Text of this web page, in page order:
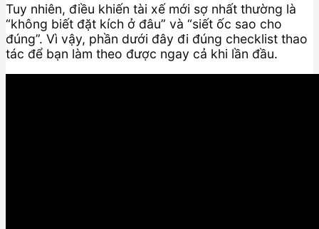
Tuy nhiên, điều khiến tài xế mới sợ nhất thường là
“không biết đặt kích ở đâu” và “siết ốc sao cho
đúng”. Vì vậy, phần dưới đây đi đúng checklist thao
tác để bạn làm theo được ngay cả khi lần đầu.